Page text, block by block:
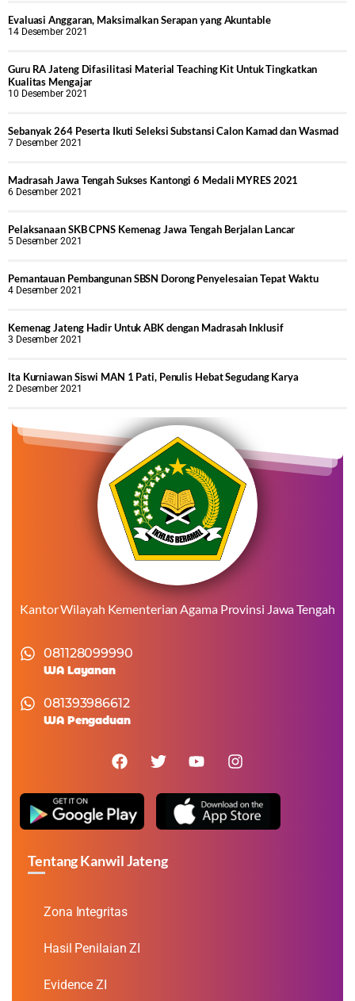
Evaluasi Anggaran, Maksimalkan Serapan yang Akuntable
14 Desember 2021
Guru RA Jateng Difasilitasi Material Teaching Kit Untuk Tingkatkan
Kualitas Mengajar
10 Desember 2021
Sebanyak 264 Peserta Ikuti Seleksi Substansi Calon Kamad dan Wasmad
7 Desember 2021
Madrasah Jawa Tengah Sukses Kantongi 6 Medali MYRES 2021
6 Desember 2021
Pelaksanaan SKB CPNS Kemenag Jawa Tengah Berjalan Lancar
5 Desember 2021
Pemantauan Pembangunan SBSN Dorong Penyelesaian Tepat Waktu
4 Desember 2021
Kemenag Jateng Hadir Untuk ABK dengan Madrasah Inklusif
3 Desember 2021
Ita Kurniawan Siswi MAN 1 Pati, Penulis Hebat Segudang Karya
2 Desember 2021
Kantor Wilayah Kementerian Agama Provinsi Jawa Tengah
081128099990
WA Layanan
081393986612
WA Pengaduan
Tentang Kanwil Jateng
Zona Integritas
Hasil Penilaian ZI
Evidence ZI